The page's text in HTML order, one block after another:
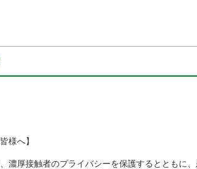
様へ】
厚接触者のプライバシーを保護するとともに、